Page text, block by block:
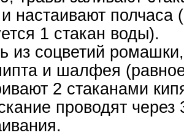
настаивают полчаса
1 стакан воды).
из соцветий
и шалфея
2 стаканами
проводят через